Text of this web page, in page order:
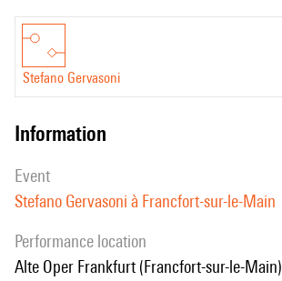
Stefano Gervasoni
information
event
Stefano Gervasoni à Francfort-sur-le-Main
performance location
Alte Oper Frankfurt (Francfort-sur-le-Main)